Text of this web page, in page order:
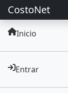
CostoNet
Inicio
Entrar